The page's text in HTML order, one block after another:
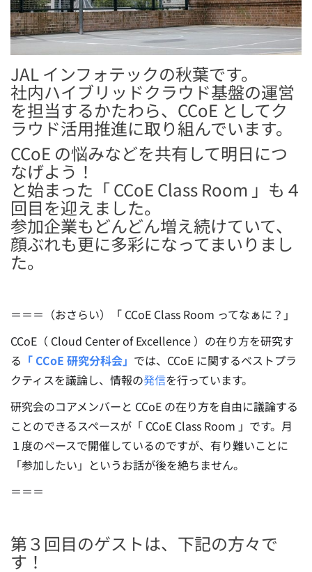
JAL インフォテックの秋葉です。
社内ハイブリッドクラウド基盤の運営
を担当するかたわら、CCoE としてク
ラウド活用推進に取り組んでいます。
CCoE の悩みなどを共有して明日につ
なげよう！
と始まった「 CCoE Class Room 」も４
回目を迎えました。
参加企業もどんどん増え続けていて、
顔ぶれも更に多彩になってまいりまし
た。
＝＝＝（おさらい）「 CCoE Class Room ってなぁに？」
CCoE（ Cloud Center of Excellence ）の在り方を研究す
る 「 CCoE 研究分科会」 では、CCoE に関するベストプラ
クティスを議論し、情報の発信を行っています。
研究会のコアメンバーと CCoE の在り方を自由に議論する
ことのできるスペースが「 CCoE Class Room 」です。月
１度のペースで開催しているのですが、有り難いことに
「参加したい」というお話が後を絶ちません。
＝＝＝
第３回目のゲストは、下記の方々で
す！